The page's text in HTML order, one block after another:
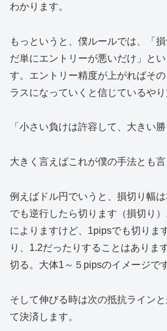
わかります。
もっというと、僕ルールでは、「
だ単にエントリーが悪いだけ」と
す。エントリー精度が上がればそ
ラスになっていくと信じているやり
「小さい負けは許容して、大きい勝
大きく言えばこれが僕の手法とも言
例えばドル円でいうと、損切り幅
でも逆行したら切ります（損切り
によりますけど、1pipsでも切りま
り、1.2だったりすることはありま
切る。大体1～５pipsのイメージで
そして伸びる時は次の抵抗ライン
て決済します。